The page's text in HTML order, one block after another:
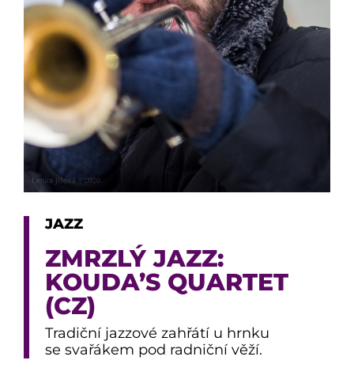
JAZZ
ZMRZLÝ JAZZ:
KOUDA’S QUARTET
(CZ)
Tradiční jazzové zahřátí u hrnku
se svařákem pod radniční věží.